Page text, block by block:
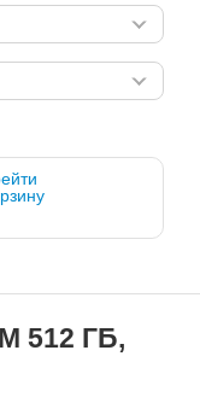
512 ГБ,